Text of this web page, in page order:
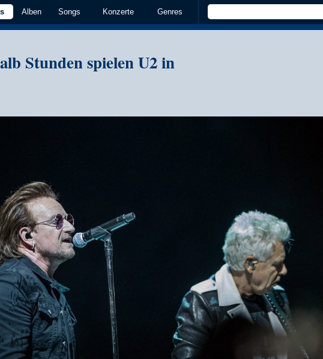
Alben Songs Konzerte Genres
Stunden spielen U2 in